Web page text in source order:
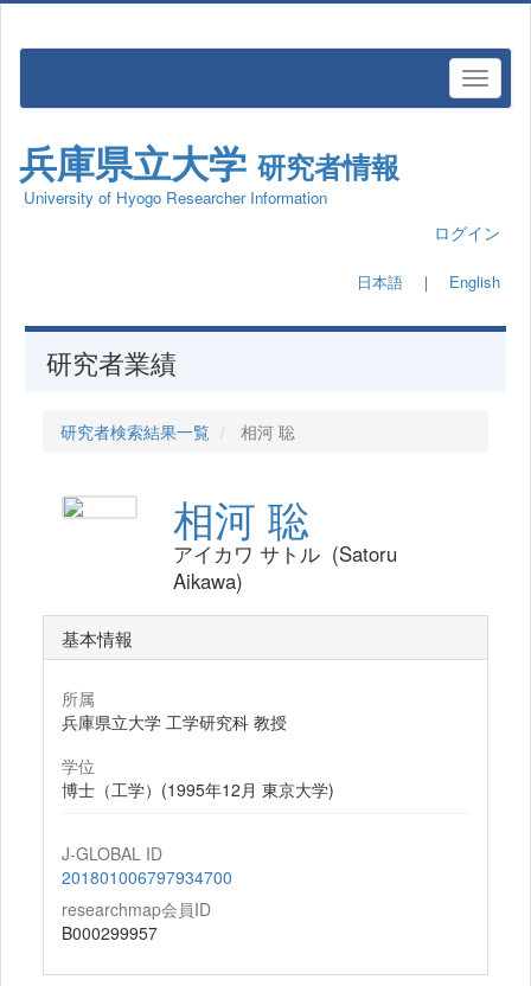
兵庫県立大学 研究者情報
University of Hyogo Researcher Information
ログイン
日本語 ｜ English
研究者業績
研究者検索結果一覧 相河 聡
相河 聡
アイカワ サトル (Satoru
Aikawa)
基本情報
所属
兵庫県立大学 工学研究科 教授
学位
博士（工学）(1995年12月 東京大学)
J-GLOBAL ID
201801006797934700
researchmap会員ID
B000299957